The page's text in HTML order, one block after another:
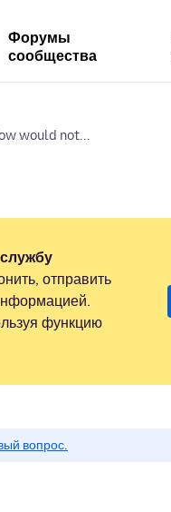
Форумы
сообщества
would not...
отправить
функцию
вопрос.